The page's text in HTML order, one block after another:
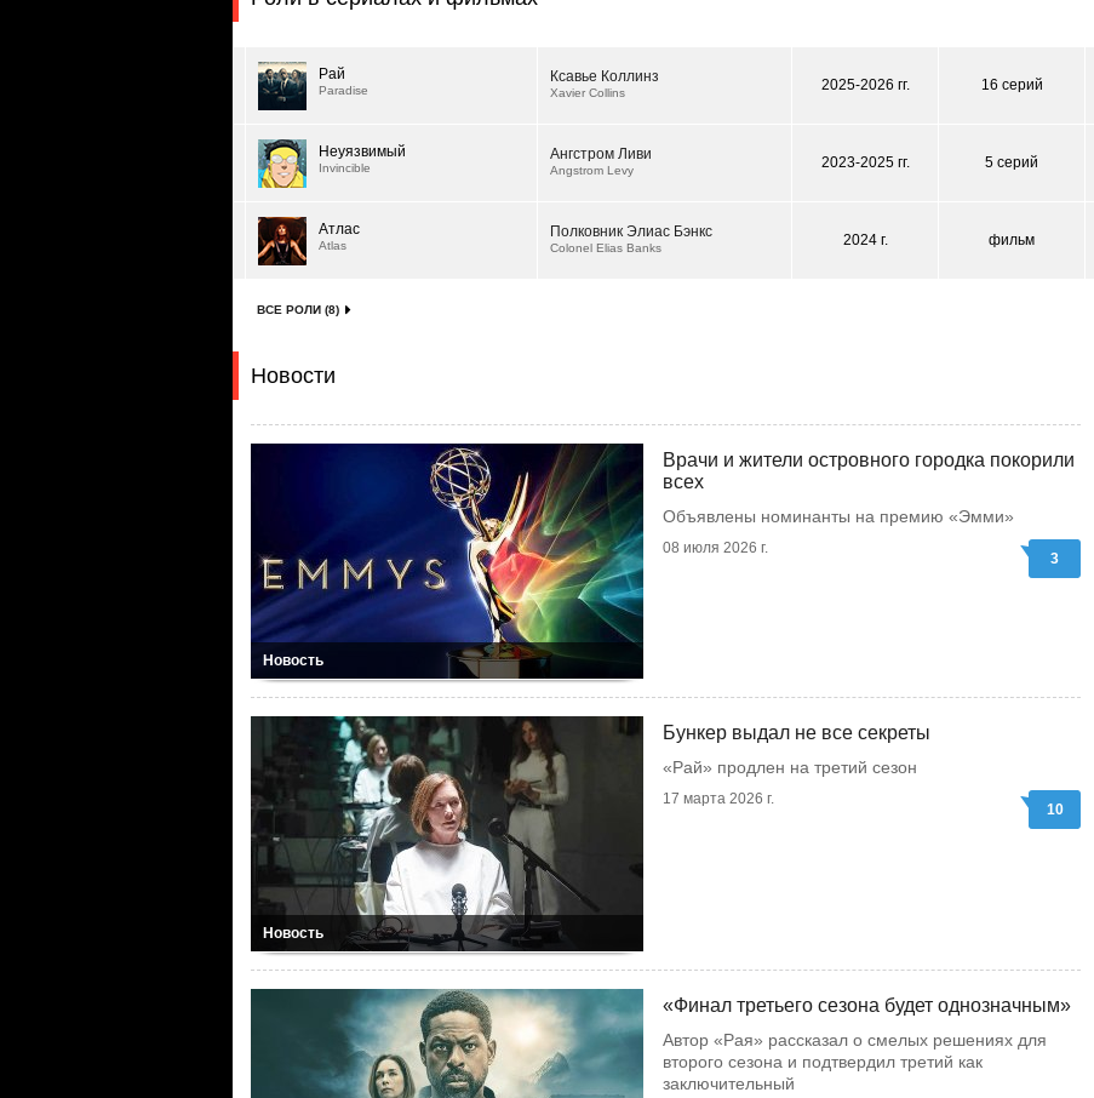
Рай
Paradise
Ксавье Коллинз
Xavier Collins 2025-2026 гг. 16 серий
Неуязвимый
Invincible
Ангстром Ливи
Angstrom Levy 2023-2025 гг. 5 серий
Атлас
Atlas
Полковник Элиас Бэнкс
Colonel Elias Banks 2024 г. фильм
ВСЕ РОЛИ (8)
Новости
Новость
Врачи и жители островного городка покорили
всех
Объявлены номинанты на премию «Эмми»
08 июля 2026 г.
3
Новость
Бункер выдал не все секреты
«Рай» продлен на третий сезон
17 марта 2026 г.
10
«Финал третьего сезона будет однозначным»
Автор «Рая» рассказал о смелых решениях для
второго сезона и подтвердил третий как
заключительный